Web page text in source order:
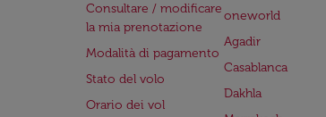
Consultare / modificare
la mia prenotazione
Modalità di pagamento
Stato del volo
Orario dei vol
oneworld
Agadir
Casablanca
Dakhla